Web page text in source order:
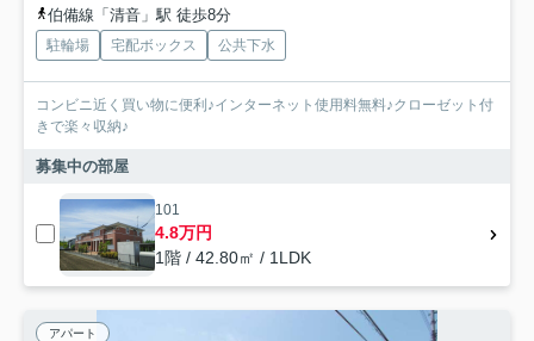
伯備線「清音」駅 徒歩8分
駐輪場 宅配ボックス 公共下水
コンビニ近く買い物に便利♪インターネット使用料無料♪クローゼット付
きで楽々収納♪
募集中の部屋
101
4.8万円
1階 / 42.80㎡ / 1LDK
アパート